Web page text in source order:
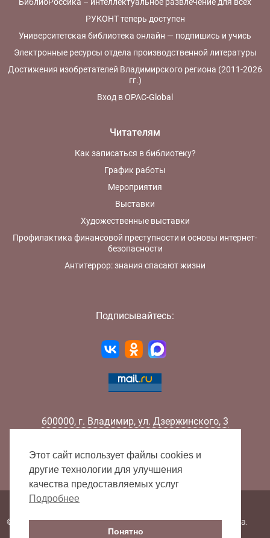
РУКОНТ теперь доступен
Университетская библиотека онлайн — подпишись и учись
Электронные ресурсы отдела производственной литературы
Достижения изобретателей Владимирского региона (2011-2026
гг.)
Вход в OPAC-Global
Читателям
Как записаться в библиотеку?
График работы
Мероприятия
Выставки
Художественные выставки
Профилактика финансовой преступности и основы интернет-
безопасности
Антитеррор: знания спасают жизни
Подписывайтесь:
600000, г. Владимир, ул. Дзержинского, 3
Факс:
+7 (4922) 32-52-88
E-mail:
info@lib33.ru
© 2000 - 2026 Владимирская областная научная библиотека.
Этот сайт использует файлы cookies и
другие технологии для улучшения
качества предоставляемых услуг
Подробнее
Понятно